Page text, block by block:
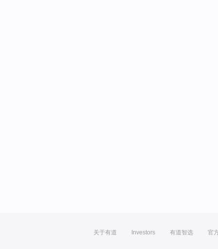
关于有道 Investors 有道智选 官